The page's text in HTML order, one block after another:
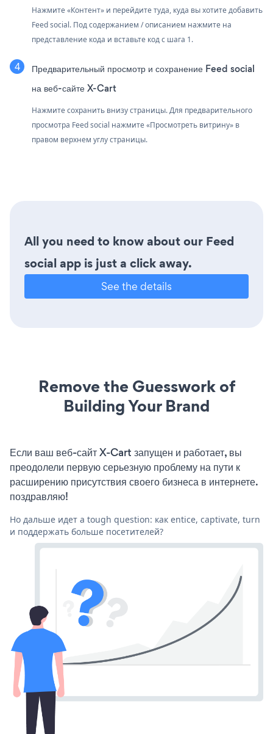
Нажмите «Контент» и перейдите туда, куда вы хотите добавить
Feed social. Под содержанием / описанием нажмите на
представление кода и вставьте код с шага 1.
Предварительный просмотр и сохранение Feed social
на веб-сайте X-Cart
Нажмите сохранить внизу страницы. Для предварительного
просмотра Feed social нажмите «Просмотреть витрину» в
правом верхнем углу страницы.
All you need to know about our Feed
social app is just a click away.
See the details
Remove the Guesswork of
Building Your Brand
Если ваш веб-сайт X-Cart запущен и работает, вы
преодолели первую серьезную проблему на пути к
расширению присутствия своего бизнеса в интернете.
поздравляю!
Но дальше идет a tough question: как entice, captivate, turn
и поддержать больше посетителей?